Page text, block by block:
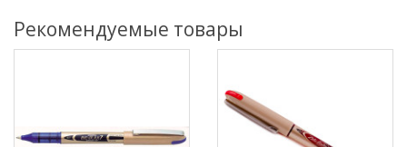
Рекомендуемые товары